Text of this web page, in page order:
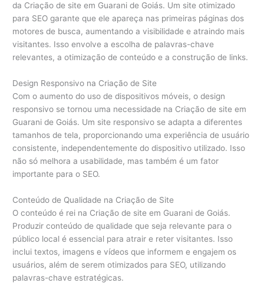
da Criação de site em Guarani de Goiás. Um site otimizado
para SEO garante que ele apareça nas primeiras páginas dos
motores de busca, aumentando a visibilidade e atraindo mais
visitantes. Isso envolve a escolha de palavras-chave
relevantes, a otimização de conteúdo e a construção de links.
Design Responsivo na Criação de Site
Com o aumento do uso de dispositivos móveis, o design
responsivo se tornou uma necessidade na Criação de site em
Guarani de Goiás. Um site responsivo se adapta a diferentes
tamanhos de tela, proporcionando uma experiência de usuário
consistente, independentemente do dispositivo utilizado. Isso
não só melhora a usabilidade, mas também é um fator
importante para o SEO.
Conteúdo de Qualidade na Criação de Site
O conteúdo é rei na Criação de site em Guarani de Goiás.
Produzir conteúdo de qualidade que seja relevante para o
público local é essencial para atrair e reter visitantes. Isso
inclui textos, imagens e vídeos que informem e engajem os
usuários, além de serem otimizados para SEO, utilizando
palavras-chave estratégicas.